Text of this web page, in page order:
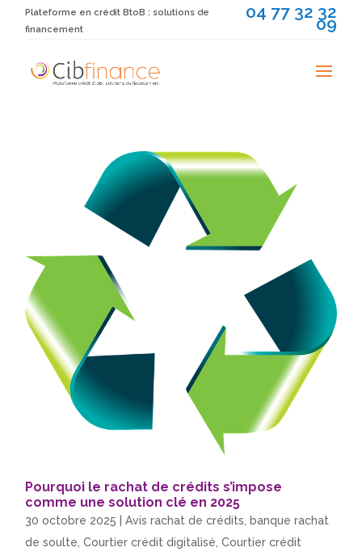
Plateforme en crédit BtoB : solutions de
financement
04 77 32 32
09
Pourquoi le rachat de crédits s’impose
comme une solution clé en 2025
30 octobre 2025 |Avis rachat de crédits
banque rachat
de soulte ,Courtier crédit digitalisé ,Courtier crédit